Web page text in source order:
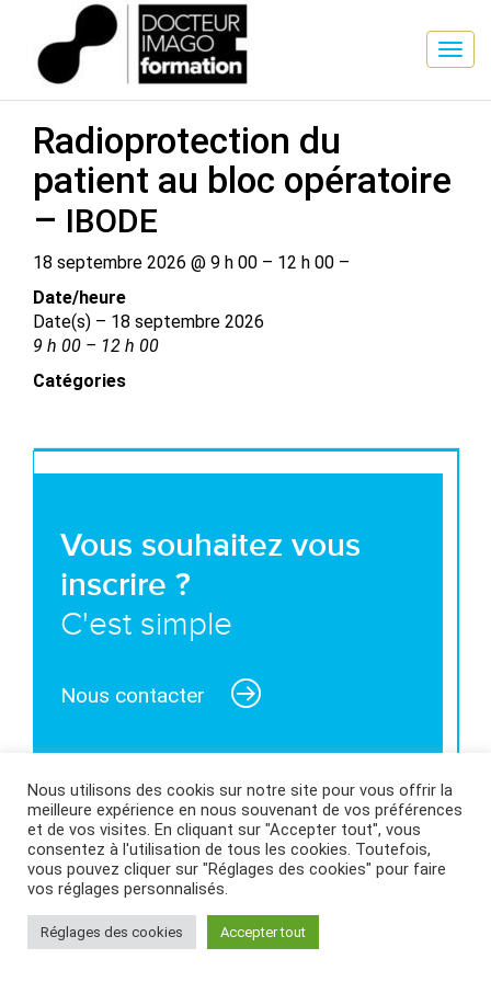
SESSION DE FORMATION
Radioprotection du
patient au bloc opératoire
– IBODE
18 septembre 2026 @ 9 h 00 – 12 h 00 –
Date/​heure
Date(s) – 18 septembre 2026
9 h 00 – 12 h 00
Catégories
Vous souhaitez vous
inscrire ?
C'est simple
Nous contacter
MENTIONS LÉGALES ET CONDITIONS GÉNÉRALES
D’UTILISATION| POLITIQUE DES COOKIES|
Nous utilisons des cookis sur notre site pour vous offrir la
meilleure expérience en nous souvenant de vos préférences
et de vos visites. En cliquant sur "Accepter tout", vous
consentez à l'utilisation de tous les cookies. Toutefois,
vous pouvez cliquer sur "Réglages des cookies" pour faire
vos réglages personnalisés.
Réglages des cookies Accepter tout